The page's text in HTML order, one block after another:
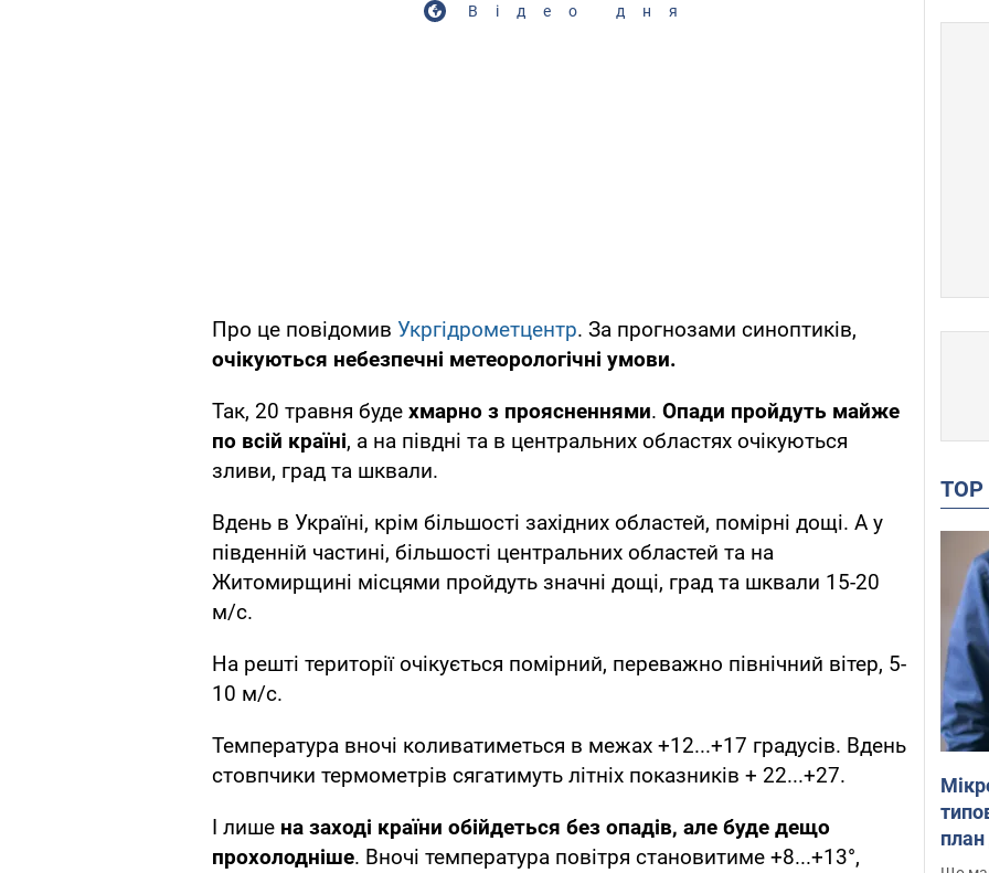
Відео дня
Про це повідомив Укргідрометцентр. За прогнозами синоптиків,
очікуються небезпечні метеорологічні умови.
Так, 20 травня буде хмарно з проясненнями. Опади пройдуть майже
по всій країні, а на півдні та в центральних областях очікуються
зливи, град та шквали.
Вдень в Україні, крім більшості західних областей, помірні дощі. А у
південній частині, більшості центральних областей та на
Житомирщині місцями пройдуть значні дощі, град та шквали 15-20
м/с.
На решті території очікується помірний, переважно північний вітер, 5-
10 м/с.
Температура вночі коливатиметься в межах +12...+17 градусів. Вдень
стовпчики термометрів сягатимуть літніх показників + 22...+27.
І лише на заході країни обійдеться без опадів, але буде дещо
прохолодніше. Вночі температура повітря становитиме +8...+13°,
план